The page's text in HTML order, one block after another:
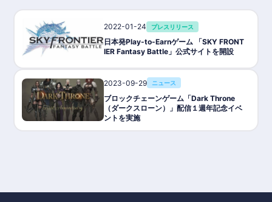
2022-01-24 プレスリリース
日本発Play-to-Earnゲーム 「SKY FRONT
IER Fantasy Battle」公式サイトを開設
2023-09-29 ニュース
ブロックチェーンゲーム「Dark Throne
（ダークスローン）」配信１週年記念イベ
ントを実施